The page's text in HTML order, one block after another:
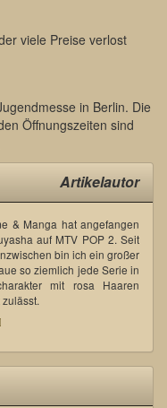
viele Preise verlost
in Berlin. Die
Öffnungszeiten sind
Artikelautor
& Manga hat angefangen
auf MTV POP 2. Seit
bin ich ein großer
so ziemlich jede Serie in
mit rosa Haaren